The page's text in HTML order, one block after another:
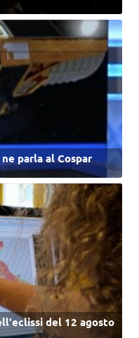
parla al Cospar
del 12 agosto